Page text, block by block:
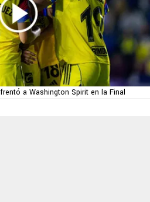
a Washington Spirit en la Final